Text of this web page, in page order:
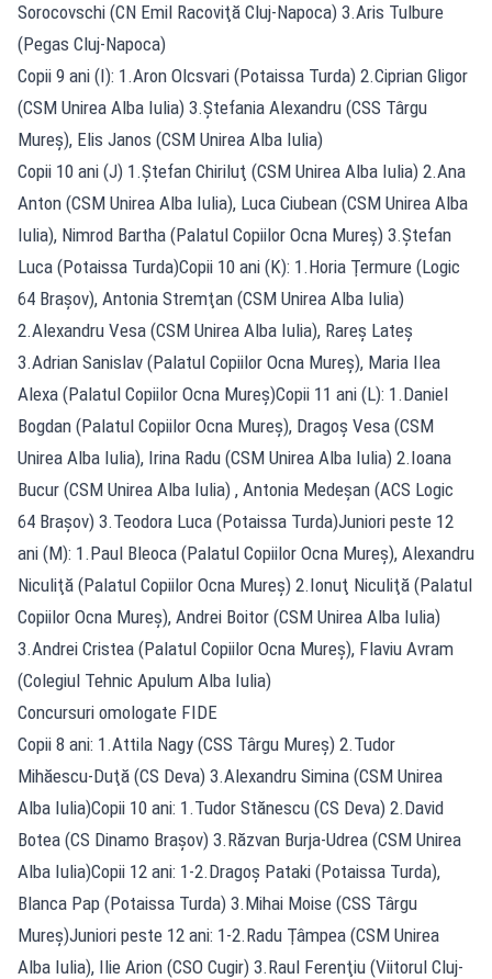
Sorocovschi (CN Emil Racoviţă Cluj-Napoca) 3.Aris Tulbure
(Pegas Cluj-Napoca)
Copii 9 ani (I): 1.Aron Olcsvari (Potaissa Turda) 2.Ciprian Gligor
(CSM Unirea Alba Iulia) 3.Ştefania Alexandru (CSS Târgu
Mureş), Elis Janos (CSM Unirea Alba Iulia)
Copii 10 ani (J) 1.Ştefan Chiriluţ (CSM Unirea Alba Iulia) 2.Ana
Anton (CSM Unirea Alba Iulia), Luca Ciubean (CSM Unirea Alba
Iulia), Nimrod Bartha (Palatul Copiilor Ocna Mureş) 3.Ştefan
Luca (Potaissa Turda)Copii 10 ani (K): 1.Horia Ţermure (Logic
64 Braşov), Antonia Stremţan (CSM Unirea Alba Iulia)
2.Alexandru Vesa (CSM Unirea Alba Iulia), Rareş Lateş
3.Adrian Sanislav (Palatul Copiilor Ocna Mureş), Maria Ilea
Alexa (Palatul Copiilor Ocna Mureş)Copii 11 ani (L): 1.Daniel
Bogdan (Palatul Copiilor Ocna Mureş), Dragoş Vesa (CSM
Unirea Alba Iulia), Irina Radu (CSM Unirea Alba Iulia) 2.Ioana
Bucur (CSM Unirea Alba Iulia) , Antonia Medeşan (ACS Logic
64 Braşov) 3.Teodora Luca (Potaissa Turda)Juniori peste 12
ani (M): 1.Paul Bleoca (Palatul Copiilor Ocna Mureş), Alexandru
Niculiţă (Palatul Copiilor Ocna Mureş) 2.Ionuţ Niculiţă (Palatul
Copiilor Ocna Mureş), Andrei Boitor (CSM Unirea Alba Iulia)
3.Andrei Cristea (Palatul Copiilor Ocna Mureş), Flaviu Avram
(Colegiul Tehnic Apulum Alba Iulia)
Concursuri omologate FIDE
Copii 8 ani: 1.Attila Nagy (CSS Târgu Mureş) 2.Tudor
Mihăescu-Duţă (CS Deva) 3.Alexandru Simina (CSM Unirea
Alba Iulia)Copii 10 ani: 1.Tudor Stănescu (CS Deva) 2.David
Botea (CS Dinamo Braşov) 3.Răzvan Burja-Udrea (CSM Unirea
Alba Iulia)Copii 12 ani: 1-2.Dragoş Pataki (Potaissa Turda),
Blanca Pap (Potaissa Turda) 3.Mihai Moise (CSS Târgu
Mureş)Juniori peste 12 ani: 1-2.Radu Ţâmpea (CSM Unirea
Alba Iulia), Ilie Arion (CSO Cugir) 3.Raul Ferenţiu (Viitorul Cluj-